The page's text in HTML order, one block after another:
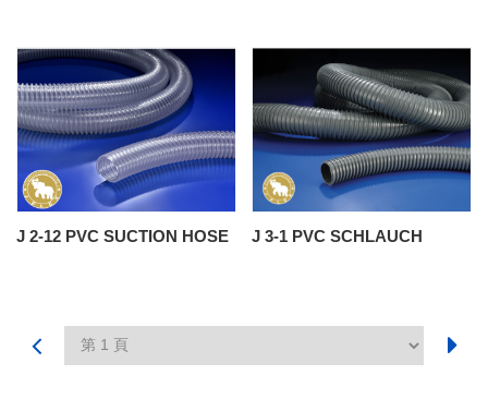
J 2-12 PVC SUCTION HOSE J 3-1 PVC SCHLAUCH